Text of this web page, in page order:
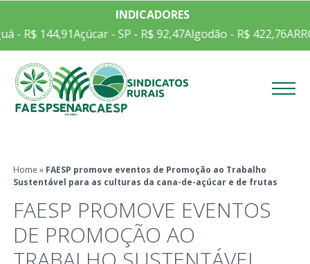
INDICADORES
- R$ 144,91Açúcar - SP - R$ 92,47Algodão - R$ 422,76
Home » FAESP promove eventos de Promoção ao Trabalho
Sustentável para as culturas da cana-de-açúcar e de frutas
FAESP PROMOVE EVENTOS
DE PROMOÇÃO AO